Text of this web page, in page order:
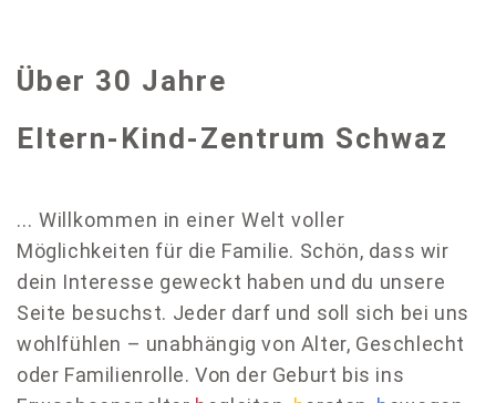
Über 30 Jahre
Eltern-Kind-Zentrum Schwaz
... Willkommen in einer Welt voller
Möglichkeiten für die Familie. Schön, dass wir
dein Interesse geweckt haben und du unsere
Seite besuchst. Jeder darf und soll sich bei uns
wohlfühlen – unabhängig von Alter, Geschlecht
oder Familienrolle. Von der Geburt bis ins